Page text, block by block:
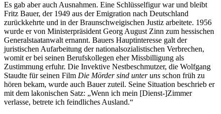
Es gab aber auch Ausnahmen. Eine Schlüsselfigur war und bleibt
Fritz Bauer, der 1949 aus der Emigration nach Deutschland
zurückkehrte und in der Braunschweigischen Justiz arbeitete. 1956
wurde er von Ministerpräsident Georg August Zinn zum hessischen
Generalstaatanwalt ernannt. Bauers Hauptinteresse galt der
juristischen Aufarbeitung der nationalsozialistischen Verbrechen,
womit er bei seinen Berufskollegen eher Missbilligung als
Zustimmung erfuhr. Die Invektive Nestbeschmutzer, die Wolfgang
Staudte für seinen Film Die Mörder sind unter uns schon früh zu
hören bekam, wurde auch Bauer zuteil. Seine Situation beschrieb er
mit dem lakonischen Satz: „Wenn ich mein [Dienst-]Zimmer
verlasse, betrete ich feindliches Ausland.“